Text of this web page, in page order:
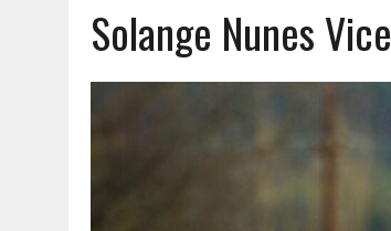
Solange Nunes